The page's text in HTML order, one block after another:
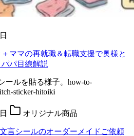
ママの再就職＆転職支援で奥様と
パ目線解説
オリジナル商品
言シールのオーダーメイドご依頼